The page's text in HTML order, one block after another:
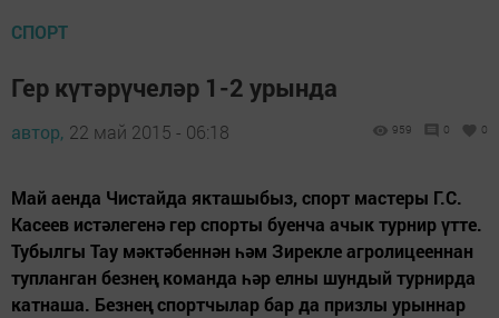
СПОРТ
Гер күтәрүчеләр 1-2 урында
автор, 22 май 2015 - 06:18 959 0 0
Май аенда Чистайда якташыбыз, спорт мастеры Г.С.
Касеев истәлегенә гер спорты буенча ачык турнир үтте.
Тубылгы Тау мәктәбеннән һәм Зирекле агролицееннан
тупланган безнең команда һәр елны шундый турнирда
катнаша. Безнең спортчылар бар да призлы урыннар